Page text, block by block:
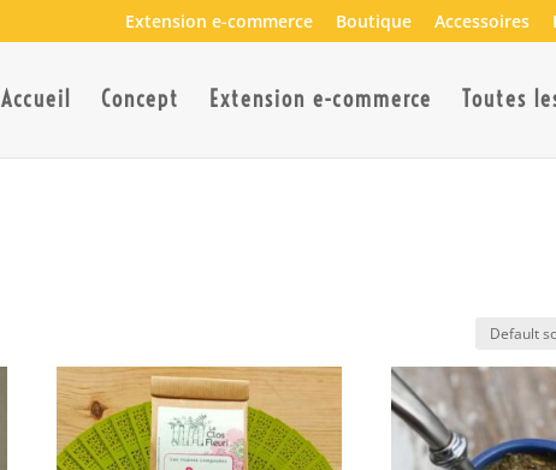
Extension e-commerce Boutique Accessoires
Accueil Concept Extension e-commerce Toutes